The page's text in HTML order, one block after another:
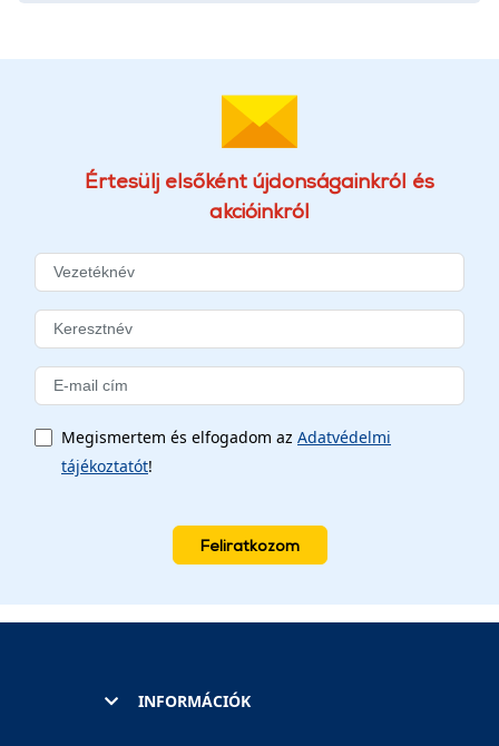
Értesülj elsőként újdonságainkról és
akcióinkról
Megismertem és elfogadom az Adatvédelmi
tájékoztatót!
Feliratkozom
INFORMÁCIÓK